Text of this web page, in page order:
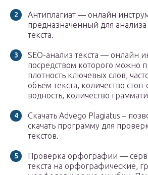
Антиплагиат — онлайн
предназначенный для анализа
текста.
SEO-анализ текста — онлайн
посредством которого можно
плотность ключевых слов,
объем текста, количество
водность, количество
Скачать Advego Plagiatus –
скачать программу для
текстов.
Проверка орфографии —
текста на орфографические,